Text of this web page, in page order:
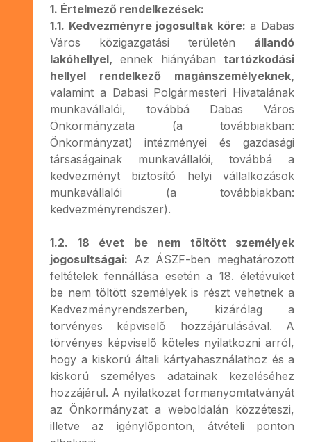
1. Értelmező rendelkezések:
1.1. Kedvezményre jogosultak köre: a Dabas
Város közigazgatási területén állandó
lakóhellyel, ennek hiányában tartózkodási
hellyel rendelkező magánszemélyeknek,
valamint a Dabasi Polgármesteri Hivatalának
munkavállalói, továbbá Dabas Város
Önkormányzata (a továbbiakban:
Önkormányzat) intézményei és gazdasági
társaságainak munkavállalói, továbbá a
kedvezményt biztosító helyi vállalkozások
munkavállalói (a továbbiakban:
kedvezményrendszer).
1.2. 18 évet be nem töltött személyek
jogosultságai: Az ÁSZF-ben meghatározott
feltételek fennállása esetén a 18. életévüket
be nem töltött személyek is részt vehetnek a
Kedvezményrendszerben, kizárólag a
törvényes képviselő hozzájárulásával. A
törvényes képviselő köteles nyilatkozni arról,
hogy a kiskorú általi kártyahasználathoz és a
kiskorú személyes adatainak kezeléséhez
hozzájárul. A nyilatkozat formanyomtatványát
az Önkormányzat a weboldalán közzéteszi,
illetve az igénylőponton, átvételi ponton